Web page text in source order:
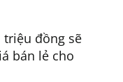
đồng sẽ
bán lẻ cho